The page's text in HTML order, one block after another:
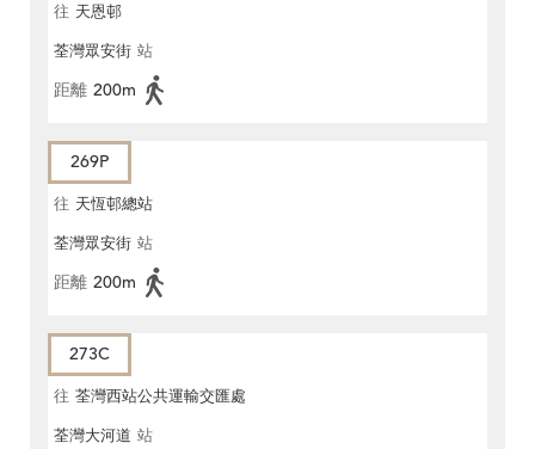
往 天恩邨
荃灣眾安街 站
距離 200m
269P
往 天恆邨總站
荃灣眾安街 站
距離 200m
273C
往 荃灣西站公共運輸交匯處
荃灣大河道 站